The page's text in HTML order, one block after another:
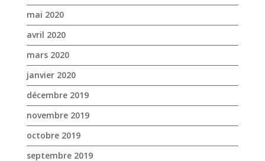
mars 2020
janvier 2020
décembre 2019
novembre 2019
octobre 2019
septembre 2019
août 2019
juillet 2019